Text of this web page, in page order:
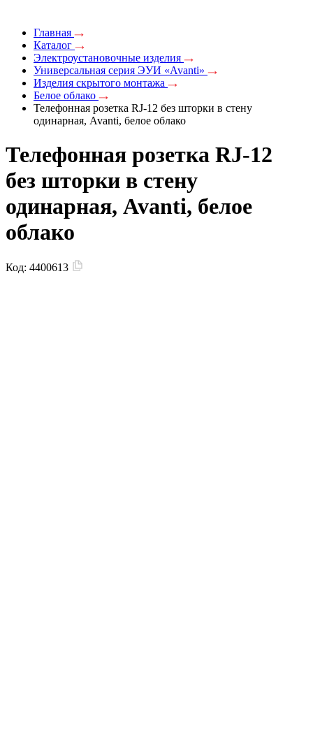
Главная
Каталог
Электроустановочные изделия
Универсальная серия ЭУИ «Avanti»
Изделия скрытого монтажа
Белое облако
Телефонная розетка RJ-12 без шторки в стену
одинарная, Avanti, белое облако
Телефонная розетка RJ-12
без шторки в стену
одинарная, Avanti, белое
облако
Код: 4400613